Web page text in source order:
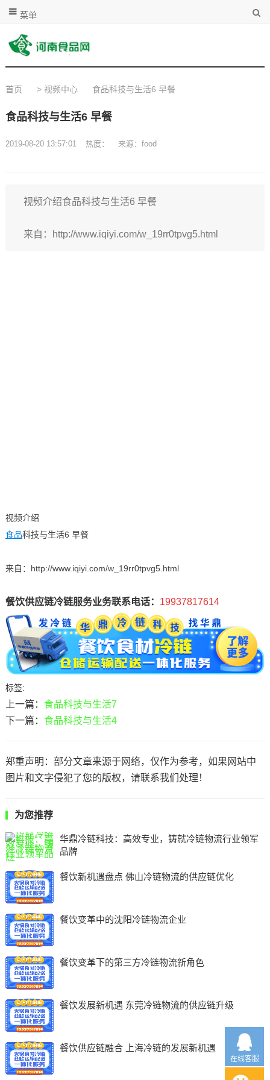
菜单
首页 > 视频中心 食品科技与生活6 早餐
食品科技与生活6 早餐
2019-08-20 13:57:01 热度： 来源：food
视频介绍食品科技与生活6 早餐
来自：http://www.iqiyi.com/w_19rr0tpvg5.html
视频介绍
食品科技与生活6 早餐
来自：http://www.iqiyi.com/w_19rr0tpvg5.html
餐饮供应链冷链服务业务联系电话： 19937817614
标签:
上一篇： 食品科技与生活7
下一篇： 食品科技与生活4
郑重声明：部分文章来源于网络，仅作为参考，如果网站中
图片和文字侵犯了您的版权，请联系我们处理！
为您推荐
华鼎冷链科技：高效专业，铸就冷链物流行业领军
品牌
餐饮新机遇盘点 佛山冷链物流的供应链优化
餐饮变革中的沈阳冷链物流企业
餐饮变革下的第三方冷链物流新角色
餐饮发展新机遇 东莞冷链物流的供应链升级
餐饮供应链融合 上海冷链的发展新机遇
在线客服